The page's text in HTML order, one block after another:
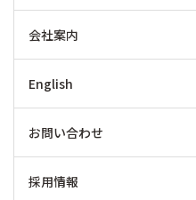
会社案内
English
お問い合わせ
採用情報